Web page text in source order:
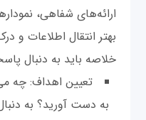
ارائه‌های شفاهی،
بهتر انتقال اطلاعات و
خلاصه باید به دنبال
تعیین اهداف: چه
به دست آورید؟ به